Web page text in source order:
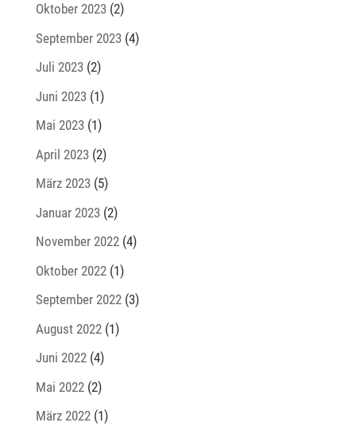
Oktober 2023(2)
September 2023(4)
Juli 2023(2)
Juni 2023(1)
Mai 2023(1)
April 2023(2)
März 2023(5)
Januar 2023(2)
November 2022(4)
Oktober 2022(1)
September 2022(3)
August 2022(1)
Juni 2022(4)
Mai 2022(2)
März 2022(1)